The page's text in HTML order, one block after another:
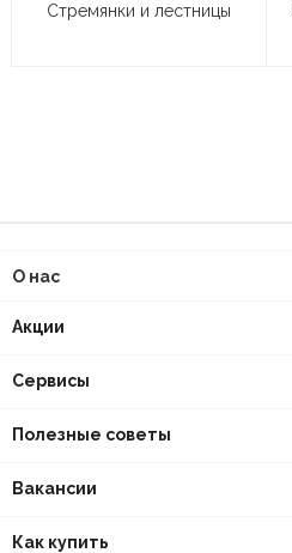
Стремянки и лестницы
О нас
Акции
Сервисы
Полезные советы
Вакансии
Как купить